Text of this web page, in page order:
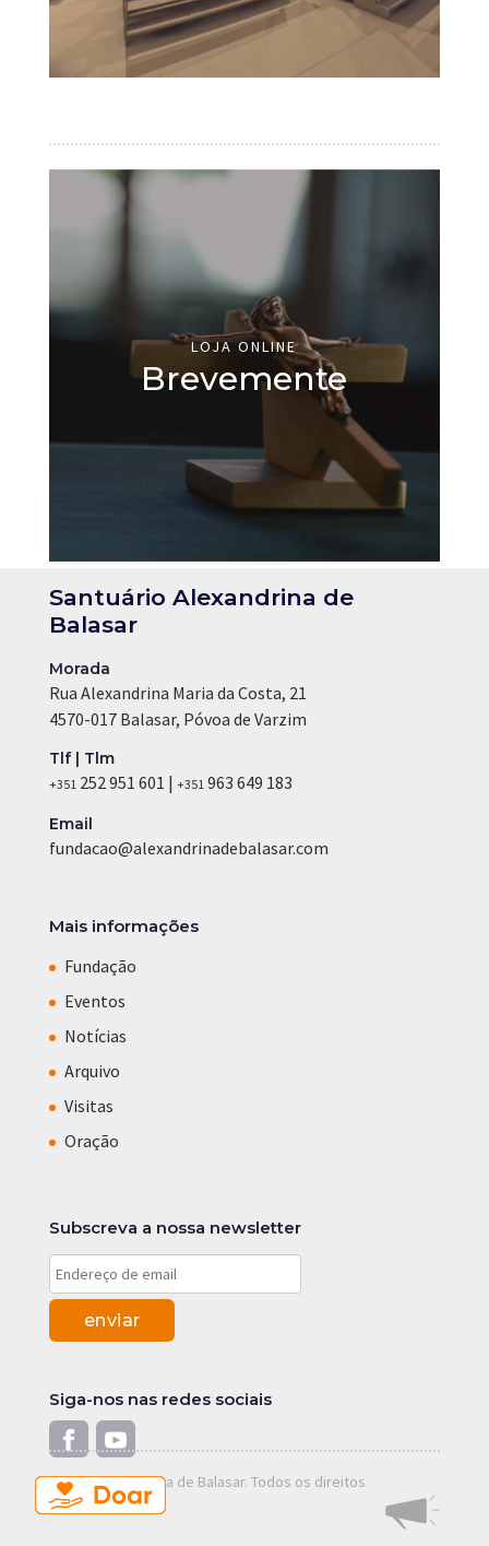
LOJA ONLINE
Brevemente
Santuário Alexandrina de
Balasar
Morada
Rua Alexandrina Maria da Costa, 21
4570-017 Balasar, Póvoa de Varzim
Tlf | Tlm
+351 252 951 601 | +351 963 649 183
Email
fundacao@alexandrinadebalasar.com
Mais informações
Fundação
Eventos
Notícias
Arquivo
Visitas
Oração
Subscreva a nossa newsletter
Siga-nos nas redes sociais
© 2019 Alexandrina de Balasar. Todos os direitos
reservados.